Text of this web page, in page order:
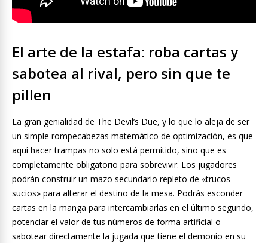
El arte de la estafa: roba cartas y
sabotea al rival, pero sin que te
pillen
La gran genialidad de The Devil’s Due, y lo que lo aleja de ser
un simple rompecabezas matemático de optimización, es que
aquí hacer trampas no solo está permitido, sino que es
completamente obligatorio para sobrevivir. Los jugadores
podrán construir un mazo secundario repleto de «trucos
sucios» para alterar el destino de la mesa. Podrás esconder
cartas en la manga para intercambiarlas en el último segundo,
potenciar el valor de tus números de forma artificial o
sabotear directamente la jugada que tiene el demonio en su